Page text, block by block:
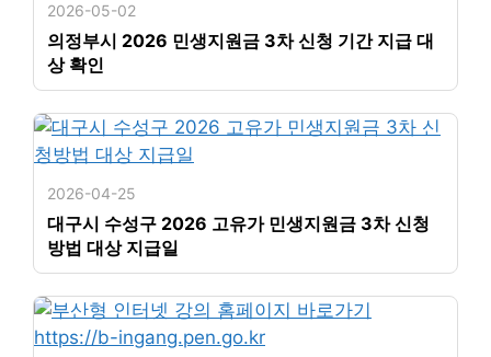
2026-05-02
의정부시 2026 민생지원금 3차 신청 기간 지급 대
상 확인
2026-04-25
대구시 수성구 2026 고유가 민생지원금 3차 신청
방법 대상 지급일